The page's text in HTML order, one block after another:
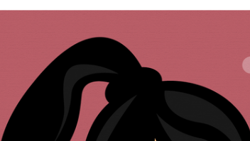
Dotychczas kwestia skracania czasu pracy
i regulowania czasu pracy oraz
ruchów skłaniała rosnąca zamożność
poziomie dochodów warto pokusić się o
konsumpcji (wzrost gospodarczy) oraz ma
Nie brakuje ekonomistów, którzy